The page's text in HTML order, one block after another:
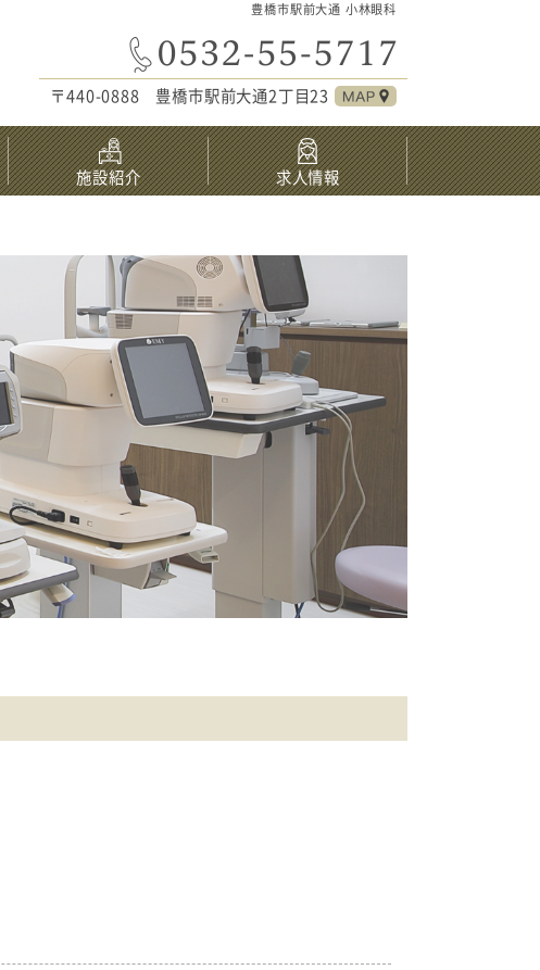
豊橋市駅前大通 小林眼科
〒440-0888 豊橋市駅前大通2丁目23
施設紹介 求人情報